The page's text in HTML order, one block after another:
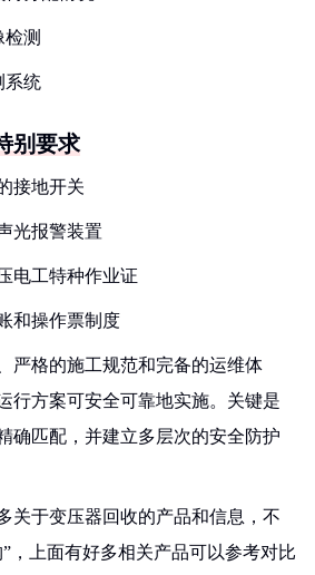
测
系统
别要求
接地开关
光报警装置
电工特种作业证
和操作票制度
严格的施工规范和完备的运维体
行方案可安全可靠地实施。关键是
确匹配，并建立多层次的安全防护
关于变压器回收的产品和信息，不
，上面有好多相关产品可以参考对比